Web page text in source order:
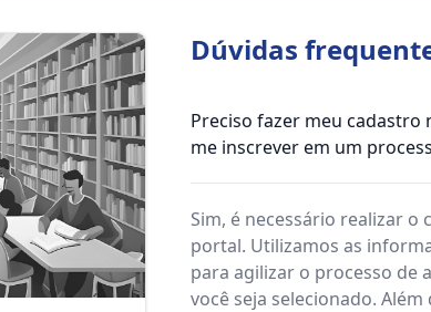
Dúvidas
Preciso fazer meu cadastro
me inscrever em um
Sim, é necessário realizar o
portal. Utilizamos as
para agilizar o processo de
você seja selecionado. Além